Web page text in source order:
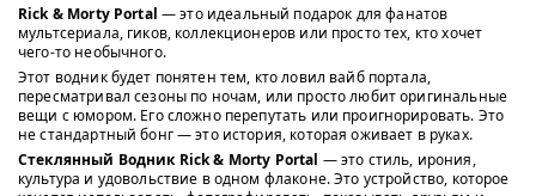
Rick & Morty Portal — это идеальный подарок для фанатов
мультсериала, гиков, коллекционеров или просто тех, кто хочет
чего-то необычного.
Этот водник будет понятен тем, кто ловил вайб портала,
пересматривал сезоны по ночам, или просто любит оригинальные
вещи с юмором. Его сложно перепутать или проигнорировать. Это
не стандартный бонг — это история, которая оживает в руках.
Стеклянный Водник Rick & Morty Portal — это стиль, ирония,
культура и удовольствие в одном флаконе. Это устройство, которое